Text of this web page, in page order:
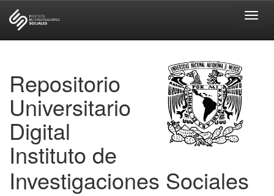
Repositorio
Universitario
Digital
Instituto de
Investigaciones Sociales